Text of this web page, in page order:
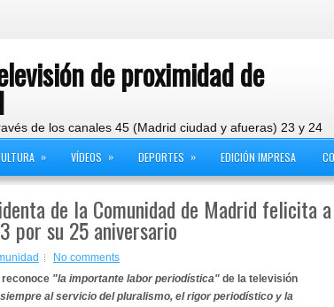
de proximidad de
de los canales 45 (Madrid ciudad y afueras) 23 y 24
» VÍDEOS » DEPORTES » EDICIÓN IMPRESA
de la Comunidad de Madrid felicita a
por su 25 aniversario
No comments
reconoce "la importante labor periodística" de la televisión
al servicio del pluralismo, el rigor periodístico y la